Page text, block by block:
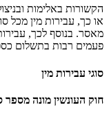
הקשורות באלימות
או כך, עבירות מין מכל
מאסר. בנוסף לכך,
פעמים רבות בתשלום
סוגי עבירות מין
חוק העונשין מונה מספר